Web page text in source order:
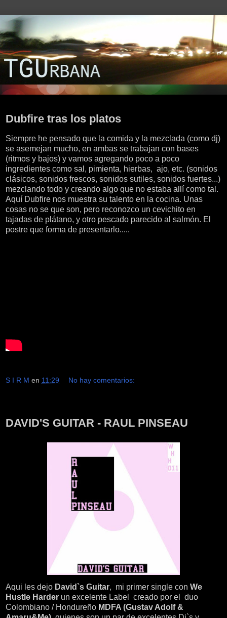
Dubfire tras los platos
Siempre he pensado que la comida y la mezclada (como dj)
se asemejan mucho, en ambas se trabajan con bases
(ritmos y bajos) y vamos agregando poco a poco
ingredientes como sal, pimienta, hierbas, ajo, etc. (sonidos
clásicos, sonidos frescos, sonidos sutiles, sonidos fuertes...)
mezclando todo y creando algo que no estaba allí como tal.
Aquí Dubfire nos muestra su talento en la cocina. Unas
cosas no se que son, pero reconozco un cevichito en
tajadas de plátano, y otro pescado parecido al salmón. El
postre que forma de presentarlo.....
S I R M en 11:29 No hay comentarios:
DAVID'S GUITAR - RAUL PINSEAU
Aqui les dejo David`s Guitar, mi primer single con We
Hustle Harder un excelente Label creado por el duo
Colombiano / Hondureño MDFA (Gustav Adolf &